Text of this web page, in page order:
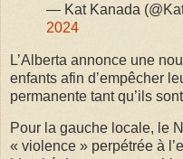
— Kat Kanada
2024
L’Alberta annonce une
enfants afin d’empêcher
permanente tant qu’ils
Pour la gauche locale, le
« violence » perpétrée à